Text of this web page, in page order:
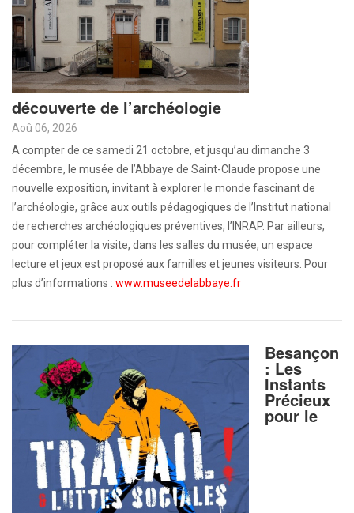
découverte de l’archéologie
Aoû 06, 2026
A compter de ce samedi 21 octobre, et jusqu’au dimanche 3
décembre, le musée de l’Abbaye de Saint-Claude propose une
nouvelle exposition, invitant à explorer le monde fascinant de
l’archéologie, grâce aux outils pédagogiques de l’Institut national
de recherches archéologiques préventives, l’INRAP. Par ailleurs,
pour compléter la visite, dans les salles du musée, un espace
lecture et jeux est proposé aux familles et jeunes visiteurs. Pour
plus d’informations : www.museedelabbaye.fr
Besançon
: Les
Instants
Précieux
pour le